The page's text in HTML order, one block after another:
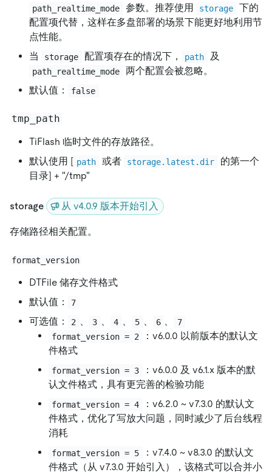
path_realtime_mode 参数。推荐使用 storage
下的
配置项代替，这样在多盘部署的场景下能更好地利用节
点性能。
当
storage 配置项存在的情况下， path 及
path_realtime_mode
两个配置会被忽略。
默认值：
false
tmp_path
TiFlash 临时文件的存放路径。
默认使用 [ path 或者 storage.latest.dir
的第一个
目录] + "/tmp"
storage 从 v4.0.9 版本开始引入
存储路径相关配置。
format_version
DTFile 储存文件格式
默认值：
7
可选值： 2 、 3 、 4 、 5 、 6 、
7
format_version = 2
：v6.0.0 以前版本的默认文
件格式
format_version = 3
：v6.0.0 及 v6.1.x 版本的默
认文件格式，具有更完善的检验功能
format_version = 4
：v6.2.0 ~ v7.3.0 的默认文
件格式，优化了写放大问题，同时减少了后台线程
消耗
format_version = 5
：v7.4.0 ~ v8.3.0 的默认文
件格式（从 v7.3.0 开始引入），该格式可以合并小